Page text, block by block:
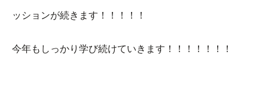
ッションが続きます！！！！！
今年もしっかり学び続けていきます！！！！！！！